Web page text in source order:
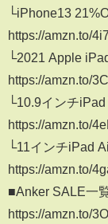
└iPhone13
https://amzn.to/
└2021 Apple
https://amzn.to/
└10.9インチ
https://amzn.to/
└11インチiPad
https://amzn.to/
■Anker SALE一
https://amzn.to/